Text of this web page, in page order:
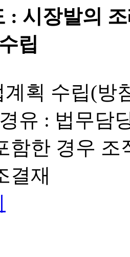
: 시장발의
립
계획 수립(방
유 : 법무담
함한 경우
결재